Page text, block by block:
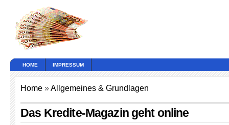
HOME IMPRESSUM
Home »Allgemeines & Grundlagen
Das Kredite-Magazin geht online